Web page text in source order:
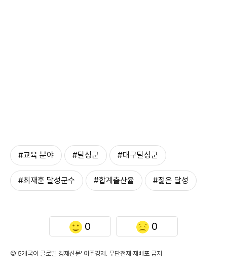
#교육 분야 #달성군 #대구달성군
#최재훈 달성군수 #합계출산율 #젊은 달성
0 0
©'5개국어 글로벌 경제신문' 아주경제. 무단전재·재배포 금지